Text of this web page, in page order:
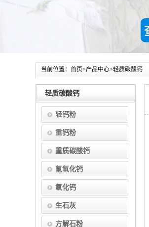
当前位置： 首页>产品中心>轻质碳酸钙
轻质碳酸钙
轻钙粉
重钙粉
重质碳酸钙
氢氧化钙
氧化钙
生石灰
方解石粉